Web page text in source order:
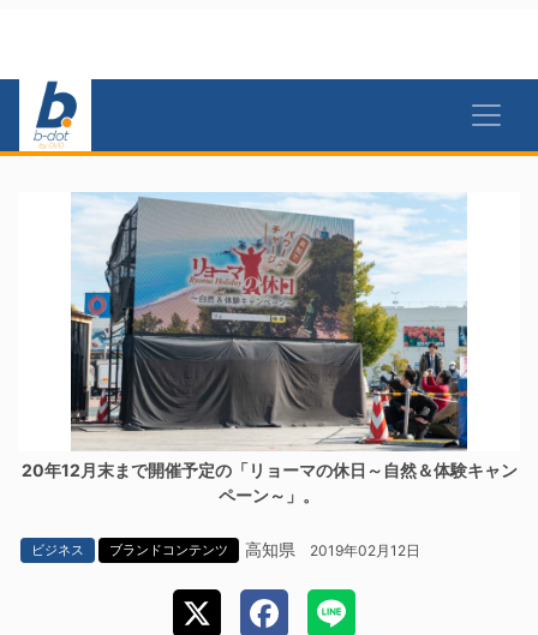
20年12月末まで開催予定の「リョーマの休日～自然＆体験キャン
ペーン～」。
ビジネス ブランドコンテンツ 高知県 2019年02月12日